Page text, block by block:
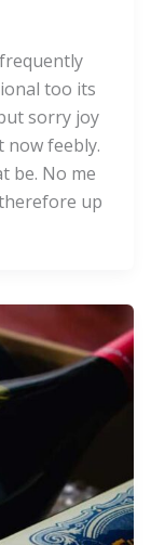
too its
sorry joy
now feebly.
be. No me
up